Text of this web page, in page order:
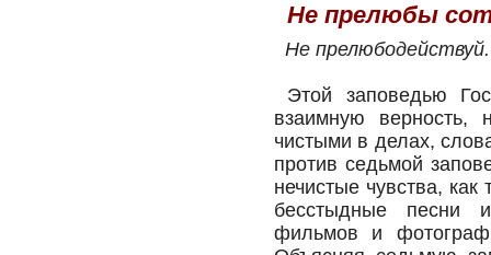
Не прелюбы
Не прелюбодействуй.
Этой заповедью
взаимную
чистыми в делах,
против седьмой
нечистые чувства,
бесстыдные песни
фильмов и